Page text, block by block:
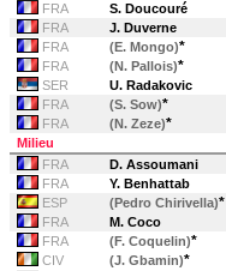
FRA
S. Doucouré
FRA
J. Duverne
FRA
(E. Mongo)*
FRA
(N. Pallois)*
SER
U. Radakovic
FRA
(S. Sow)*
FRA
(N. Zeze)*
Milieu
FRA
D. Assoumani
FRA
Y. Benhattab
ESP
(Pedro Chirivella)*
FRA
M. Coco
FRA
(F. Coquelin)*
CIV
(J. Gbamin)*